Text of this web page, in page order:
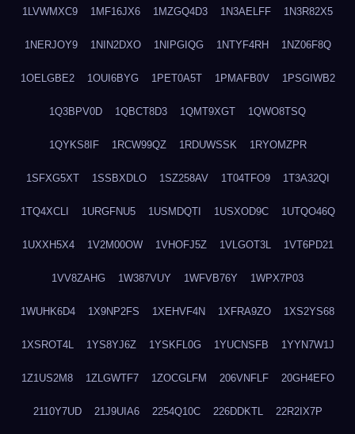
1LVWMXC9 1MF16JX6 1MZGQ4D3 1N3AELFF 1N3R82X5
1NERJOY9 1NIN2DXO 1NIPGIQG 1NTYF4RH 1NZ06F8Q
1OELGBE2 1OUI6BYG 1PET0A5T 1PMAFB0V 1PSGIWB2
1Q3BPV0D 1QBCT8D3 1QMT9XGT 1QWO8TSQ
1QYKS8IF 1RCW99QZ 1RDUWSSK 1RYOMZPR
1SFXG5XT 1SSBXDLO 1SZ258AV 1T04TFO9 1T3A32QI
1TQ4XCLI 1URGFNU5 1USMDQTI 1USXOD9C 1UTQO46Q
1UXXH5X4 1V2M00OW 1VHOFJ5Z 1VLGOT3L 1VT6PD21
1VV8ZAHG 1W387VUY 1WFVB76Y 1WPX7P03
1WUHK6D4 1X9NP2FS 1XEHVF4N 1XFRA9ZO 1XS2YS68
1XSROT4L 1YS8YJ6Z 1YSKFL0G 1YUCNSFB 1YYN7W1J
1Z1US2M8 1ZLGWTF7 1ZOCGLFM 206VNFLF 20GH4EFO
2110Y7UD 21J9UIA6 2254Q10C 226DDKTL 22R2IX7P